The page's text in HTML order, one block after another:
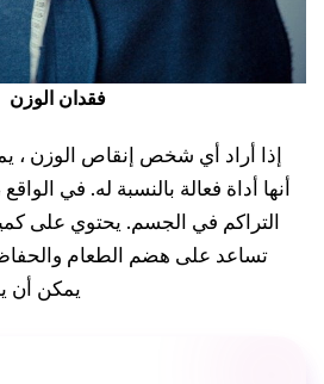
فقدان الوزن
إذا أراد أي شخص إنقاص الوزن ،
أنها أداة فعالة بالنسبة له. في
التراكم في الجسم. يحتوي على
تساعد على هضم الطعام
يمكن أن